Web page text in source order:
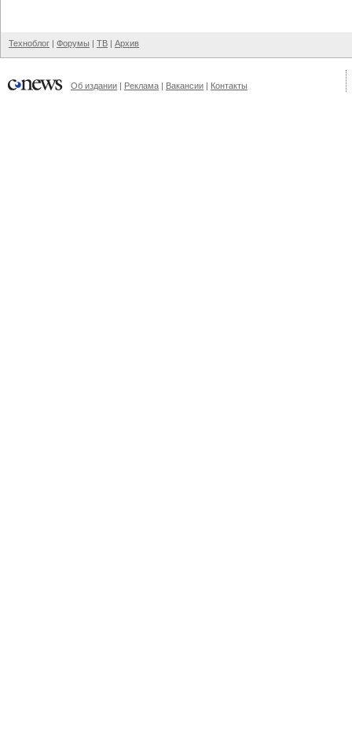
Техноблог | Форумы | ТВ | Архив
Об издании | Реклама | Вакансии | Контакты